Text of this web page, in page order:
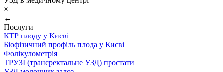
×
←
Послуги
КТР плоду у Києві
Біофізичний профіль плода у Києві
Фолікулометрія
ТРУЗІ (трансректальне УЗД) простати